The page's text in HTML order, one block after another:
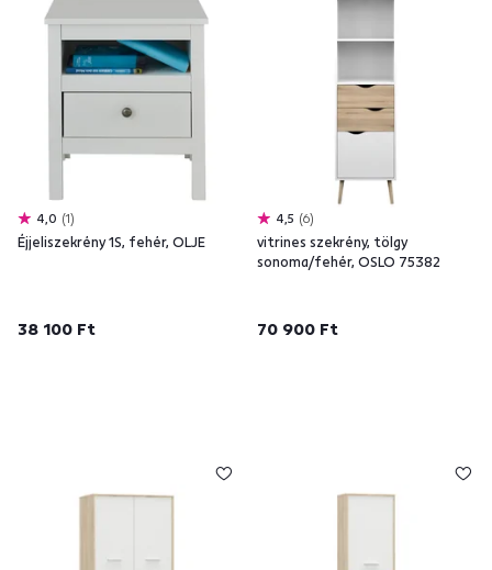
4,0 1
Éjjeliszekrény 1S, fehér, OLJE
38 100 Ft
4,5 6
vitrines szekrény, tölgy
sonoma/fehér, OSLO 75382
70 900 Ft